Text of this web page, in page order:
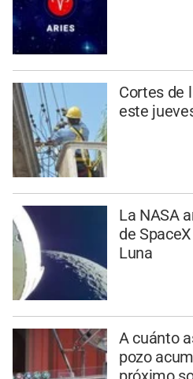
Cortes de
este
La NASA
de
Luna
A cuánto
pozo